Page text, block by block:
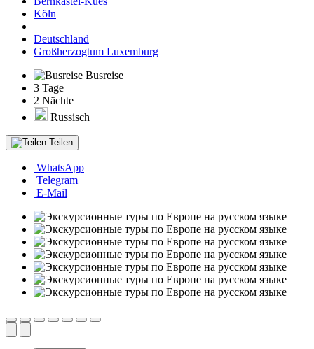
Köln
Deutschland
Großherzogtum Luxemburg
Busreise
3 Tage
2 Nächte
Russisch
Teilen
WhatsApp
Telegram
E-Mail